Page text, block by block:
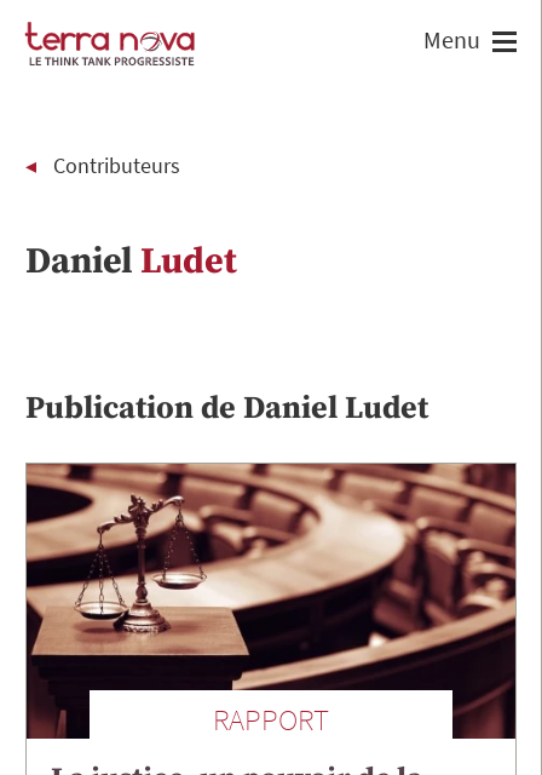
Contributeurs
Daniel Ludet
Publication de DanielLudet
RAPPORT